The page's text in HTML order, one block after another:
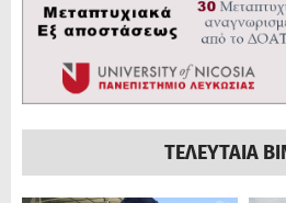
ΤΕΛΕΥΤΑΙΑ